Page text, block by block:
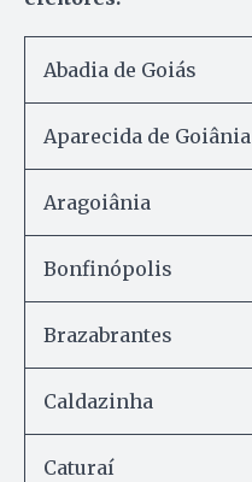
Abadia de Goiás
Aparecida de Goiânia
Aragoiânia
Bonfinópolis
Brazabrantes
Caldazinha
Caturaí